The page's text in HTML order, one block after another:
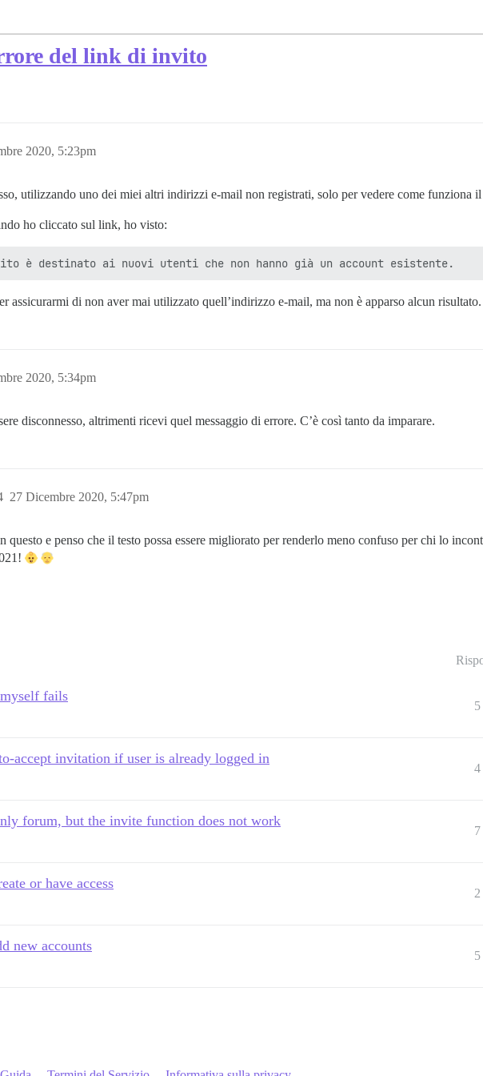
del link di invito
2020, 5:23pm
utilizzando uno dei miei altri indirizzi e-mail non registrati, solo per vedere come funziona
ho cliccato sul link, ho visto:
assicurarmi di non aver mai utilizzato quell’indirizzo e-mail, ma non è apparso alcun
2020, 5:34pm
disconnesso, altrimenti ricevi quel messaggio di errore. C’è così tanto da imparare.
27 Dicembre 2020, 5:47pm
questo e penso che il testo possa essere migliorato per renderlo meno confuso per chi lo
fails
5
accept invitation if user is already logged in
4
forum, but the invite function does not work
7
or have access
2
new accounts
5